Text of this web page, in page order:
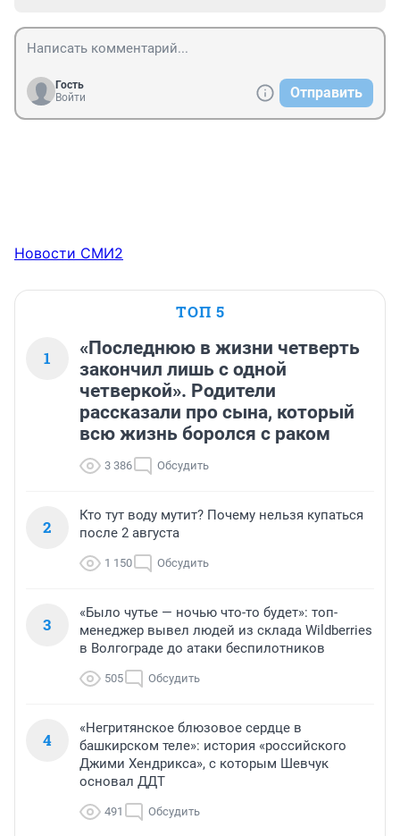
Гость
Войти
Отправить
Новости СМИ2
ТОП 5
1
«Последнюю в жизни четверть
закончил лишь с одной
четверкой». Родители
рассказали про сына, который
всю жизнь боролся с раком
3 386 Обсудить
2
Кто тут воду мутит? Почему нельзя купаться
после 2 августа
1 150 Обсудить
3
«Было чутье — ночью что-то будет»: топ-
менеджер вывел людей из склада Wildberries
в Волгограде до атаки беспилотников
505 Обсудить
4
«Негритянское блюзовое сердце в
башкирском теле»: история «российского
Джими Хендрикса», с которым Шевчук
основал ДДТ
491 Обсудить